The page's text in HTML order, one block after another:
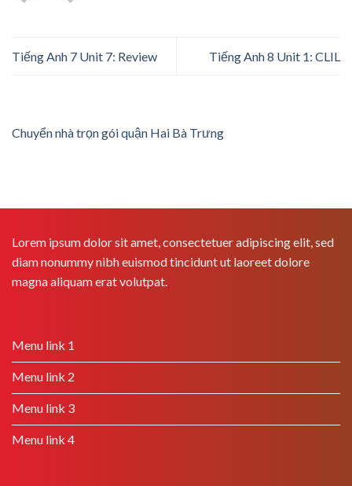
Tiếng Anh 7 Unit 7: Review Tiếng Anh 8 Unit 1: CLIL
Chuyển nhà trọn gói quận Hai Bà Trưng
Lorem ipsum dolor sit amet, consectetuer adipiscing elit, sed
diam nonummy nibh euismod tincidunt ut laoreet dolore
magna aliquam erat volutpat.
Menu link 1
Menu link 2
Menu link 3
Menu link 4